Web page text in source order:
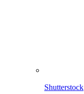
Shutterstock